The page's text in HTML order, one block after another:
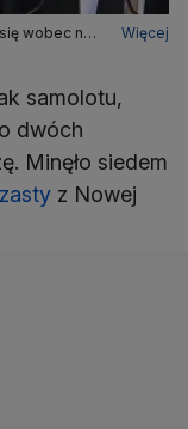
wobec nas
Więcej
samolotu,
dwóch
Minęło siedem
z Nowej